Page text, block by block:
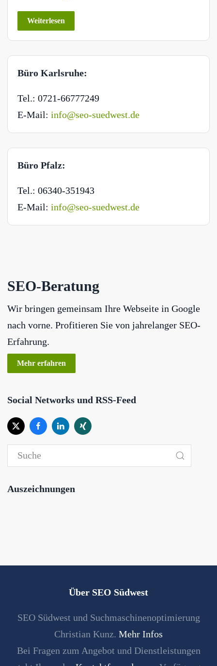
Weiterlesen
Büro Karlsruhe:
Tel.: 0721-66777249
E-Mail: info@seo-suedwest.de
Büro Pfalz:
Tel.: 06340-351943
E-Mail: info@seo-suedwest.de
SEO-Beratung
Wir bringen gemeinsam Ihre Webseite in Google
nach vorne. Profitieren Sie von jahrelanger SEO-
Erfahrung.
Mehr erfahren
Social Networks und RSS-Feed
Auszeichnungen
Über SEO Südwest
SEO Südwest und Suchmaschinenoptimierung
Christian Kunz. Mehr Infos
Bei Fragen zum Angebot und Dienstleistungen